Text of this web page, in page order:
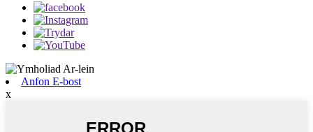
Anfon E-bost
x